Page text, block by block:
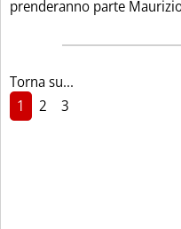
prenderanno parte
Torna su...
1
2 3